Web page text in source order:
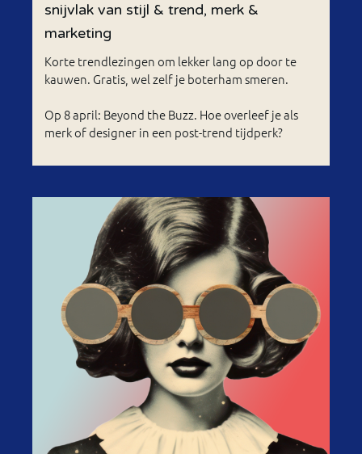
snijvlak van stijl & trend, merk &
marketing
Korte trendlezingen om lekker lang op door te
kauwen. Gratis, wel zelf je boterham smeren.
Op 8 april: Beyond the Buzz. Hoe overleef je als
merk of designer in een post-trend tijdperk?